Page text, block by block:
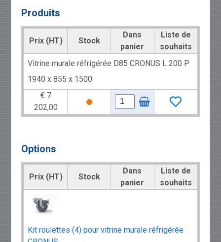
Produits
Prix (HT) Stock
Dans
panier
Liste de
souhaits
Vitrine murale réfrigérée D85 CRONUS L 200 P
1940 x 855 x 1500
€ 7
202,00
Options
Prix (HT) Stock
Dans
panier
Liste de
souhaits
Kit roulettes (4) pour vitrine murale réfrigérée